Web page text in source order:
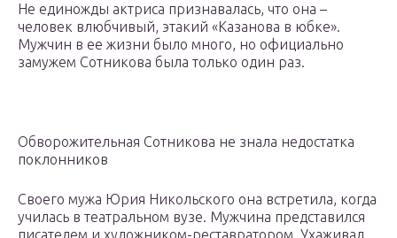
Не единожды актриса признавалась, что она –
человек влюбчивый, этакий «Казанова в юбке».
Мужчин в ее жизни было много, но официально
замужем Сотникова была только один раз.
Обворожительная Сотникова не знала недостатка
поклонников
Своего мужа Юрия Никольского она встретила, когда
училась в театральном вузе. Мужчина представился
писателем и художником-реставратором. Ухаживал